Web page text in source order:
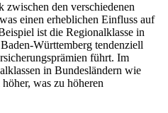
zwischen den verschiedenen
einen erheblichen Einfluss auf
ist die Regionalklasse in
Württemberg tendenziell
führt. Im
in Bundesländern wie
was zu höheren